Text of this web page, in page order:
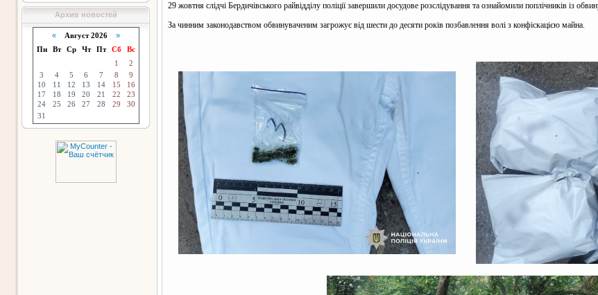
Архив новостей
«Август 2026 »
Пн
Вт Ср Чт Пт Сб
Вс
1
2
3
4 5 6 7 8
9
10
11 12 13 14 15
16
17
18 19 20 21 22
23
24
25 26 27 28 29
30
31
29 жовтня слідчі Бердичівського райвідділу поліції завершили досудове розслідування та ознайомили поплічників із
За чинним законодавством обвинуваченим загрожує від шести до десяти років позбавлення волі з конфіскацією майна.